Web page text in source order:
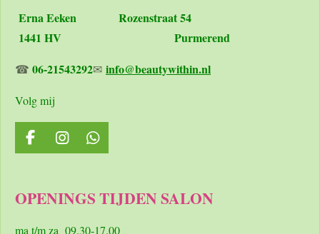
Erna Eeken Rozenstraat 54
1441 HV Purmerend
☎ 06-21543292✉ info@beautywithin.nl
Volg mij
F
a
b
o
I
n
a
r
W
h
s
p
OPENINGS TIJDEN SALON
ma t/m za 09.30-17.00